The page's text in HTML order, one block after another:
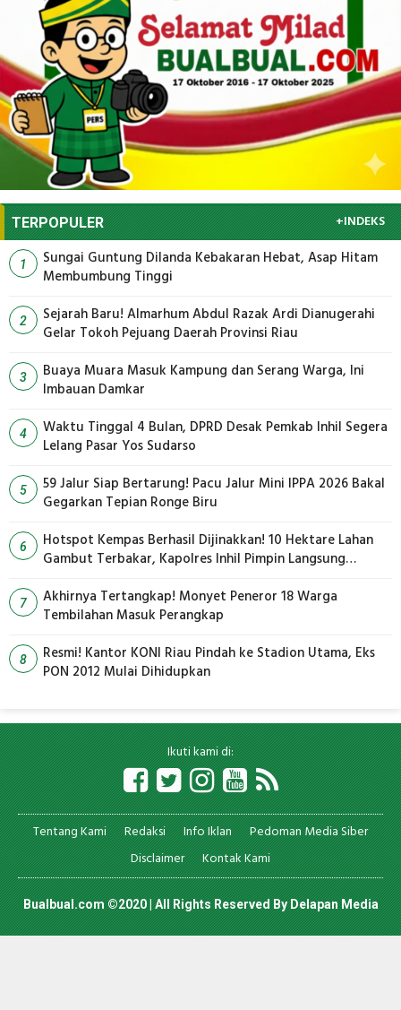
TERPOPULER +INDEKS
1
Sungai Guntung Dilanda Kebakaran Hebat, Asap Hitam
Membumbung Tinggi
2
Sejarah Baru! Almarhum Abdul Razak Ardi Dianugerahi
Gelar Tokoh Pejuang Daerah Provinsi Riau
3
Buaya Muara Masuk Kampung dan Serang Warga, Ini
Imbauan Damkar
4
Waktu Tinggal 4 Bulan, DPRD Desak Pemkab Inhil Segera
Lelang Pasar Yos Sudarso
5
59 Jalur Siap Bertarung! Pacu Jalur Mini IPPA 2026 Bakal
Gegarkan Tepian Ronge Biru
6
Hotspot Kempas Berhasil Dijinakkan! 10 Hektare Lahan
Gambut Terbakar, Kapolres Inhil Pimpin Langsung
7
Akhirnya Tertangkap! Monyet Peneror 18 Warga
Tembilahan Masuk Perangkap
8
Resmi! Kantor KONI Riau Pindah ke Stadion Utama, Eks
PON 2012 Mulai Dihidupkan
Ikuti kami di:
Tentang Kami Redaksi Info Iklan
Pedoman Media Siber
Disclaimer
Kontak Kami
Bualbual.com ©2020 | All Rights Reserved ByDelapan Media